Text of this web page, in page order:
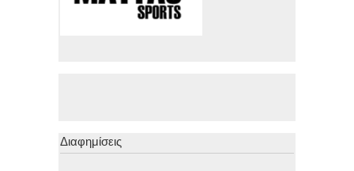
Διαφημίσεις